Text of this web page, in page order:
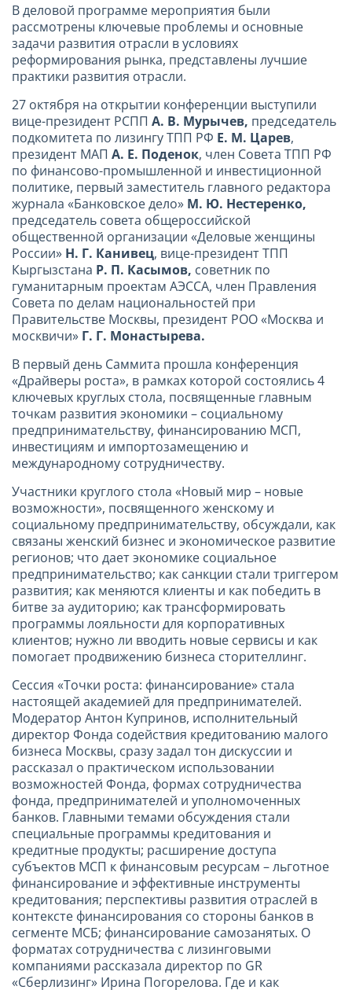
В деловой программе мероприятия были
рассмотрены ключевые проблемы и основные
задачи развития отрасли в условиях
реформирования рынка, представлены лучшие
практики развития отрасли.
27 октября на открытии конференции выступили
вице-президент РСПП А. В. Мурычев, председатель
подкомитета по лизингу ТПП РФ Е. М. Царев,
президент МАП А. Е. Поденок, член Совета ТПП РФ
по финансово-промышленной и инвестиционной
политике, первый заместитель главного редактора
журнала «Банковское дело» М. Ю. Нестеренко,
председатель совета общероссийской
общественной организации «Деловые женщины
России» Н. Г. Канивец, вице-президент ТПП
Кыргызстана Р. П. Касымов, советник по
гуманитарным проектам АЭССА, член Правления
Совета по делам национальностей при
Правительстве Москвы, президент РОО «Москва и
москвичи» Г. Г. Монастырева.
В первый день Саммита прошла конференция
«Драйверы роста», в рамках которой состоялись 4
ключевых круглых стола, посвященные главным
точкам развития экономики – социальному
предпринимательству, финансированию МСП,
инвестициям и импортозамещению и
международному сотрудничеству.
Участники круглого стола «Новый мир – новые
возможности», посвященного женскому и
социальному предпринимательству, обсуждали, как
связаны женский бизнес и экономическое развитие
регионов; что дает экономике социальное
предпринимательство; как санкции стали триггером
развития; как меняются клиенты и как победить в
битве за аудиторию; как трансформировать
программы лояльности для корпоративных
клиентов; нужно ли вводить новые сервисы и как
помогает продвижению бизнеса сторителлинг.
Сессия «Точки роста: финансирование» стала
настоящей академией для предпринимателей.
Модератор Антон Купринов, исполнительный
директор Фонда содействия кредитованию малого
бизнеса Москвы, сразу задал тон дискуссии и
рассказал о практическом использовании
возможностей Фонда, формах сотрудничества
фонда, предпринимателей и уполномоченных
банков. Главными темами обсуждения стали
специальные программы кредитования и
кредитные продукты; расширение доступа
субъектов МСП к финансовым ресурсам – льготное
финансирование и эффективные инструменты
кредитования; перспективы развития отраслей в
контексте финансирования со стороны банков в
сегменте МСБ; финансирование самозанятых. О
форматах сотрудничества с лизинговыми
компаниями рассказала директор по GR
«Сберлизинг» Ирина Погорелова. Где и как